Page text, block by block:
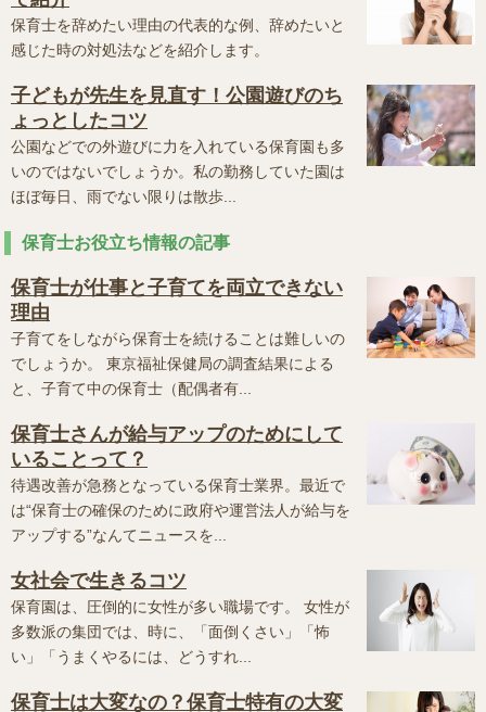
保育士を辞めたい理由の代表的な例、辞めたいと
感じた時の対処法などを紹介します。
子どもが先生を見直す！公園遊びのち
ょっとしたコツ
公園などでの外遊びに力を入れている保育園も多
いのではないでしょうか。私の勤務していた園は
ほぼ毎日、雨でない限りは散歩...
保育士お役立ち情報の記事
保育士が仕事と子育てを両立できない
理由
子育てをしながら保育士を続けることは難しいの
でしょうか。 東京福祉保健局の調査結果による
と、子育て中の保育士（配偶者有...
保育士さんが給与アップのためにして
いることって？
待遇改善が急務となっている保育士業界。最近で
は“保育士の確保のために政府や運営法人が給与を
アップする”なんてニュースを...
女社会で生きるコツ
保育園は、圧倒的に女性が多い職場です。 女性が
多数派の集団では、時に、「面倒くさい」「怖
い」「うまくやるには、どうすれ...
保育士は大変なの？保育士特有の大変